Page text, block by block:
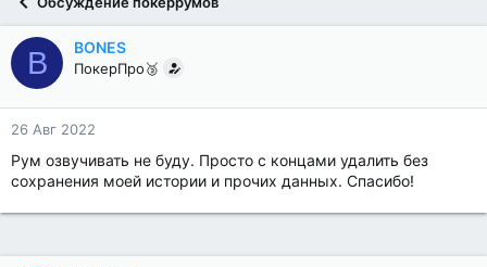
B BONES
ПокерПро🥉
26 Авг 2022
Рум озвучивать не буду. Просто с концами удалить без
сохранения моей истории и прочих данных. Спасибо!